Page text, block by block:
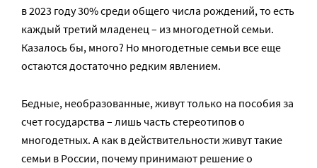
в 2023 году 30% среди общего числа рождений, то есть
каждый третий младенец – из многодетной семьи.
Казалось бы, много? Но многодетные семьи все еще
остаются достаточно редким явлением.
Бедные, необразованные, живут только на пособия за
счет государства – лишь часть стереотипов о
многодетных. А как в действительности живут такие
семьи в России, почему принимают решение о